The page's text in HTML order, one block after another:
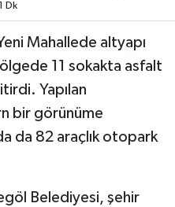
Dk
Mahallede altyapı
11 sokakta asfalt
Yapılan
bir görünüme
da 82 araçlık otopark
Belediyesi, şehir